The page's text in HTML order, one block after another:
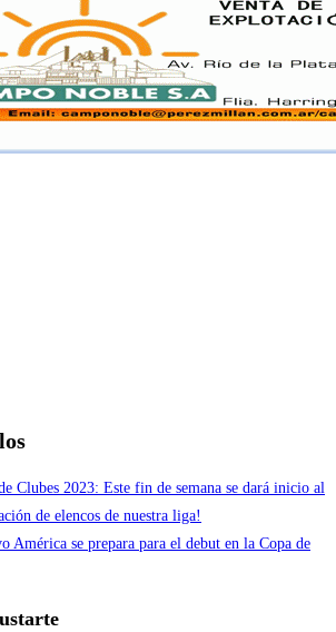
Clubes 2023: Este fin de semana se dará inicio al
de elencos de nuestra liga!
América se prepara para el debut en la Copa de